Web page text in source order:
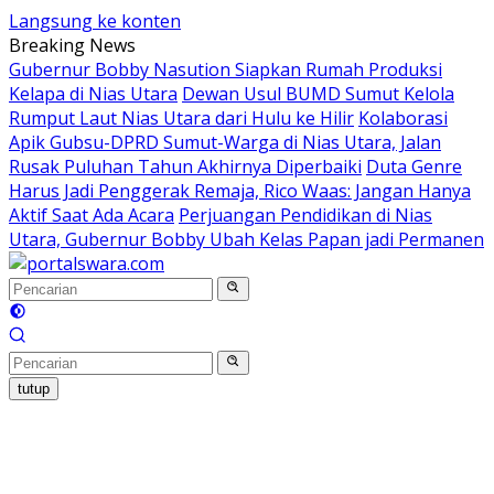
Langsung ke konten
Breaking News
Gubernur Bobby Nasution Siapkan Rumah Produksi
Kelapa di Nias Utara Dewan Usul BUMD Sumut Kelola
Rumput Laut Nias Utara dari Hulu ke Hilir Kolaborasi
Apik Gubsu-DPRD Sumut-Warga di Nias Utara, Jalan
Rusak Puluhan Tahun Akhirnya Diperbaiki Duta Genre
Harus Jadi Penggerak Remaja, Rico Waas: Jangan Hanya
Aktif Saat Ada Acara Perjuangan Pendidikan di Nias
Utara, Gubernur Bobby Ubah Kelas Papan jadi Permanen
tutup